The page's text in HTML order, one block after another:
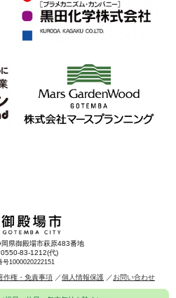
県御殿場市萩原483番地
83-1212(代)
号1000020222151
作権・免責事項 個人情報保護 お問い合わせ